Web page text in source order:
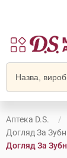
Аптека D.S.
Догляд За
Догляд За